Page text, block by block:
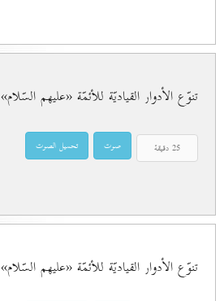
تنوّع الأدوار القياديّة للأئمّة «عليهم السّلام»
تنوّع الأدوار القياديّة للأئمّة «عليهم السّلام»